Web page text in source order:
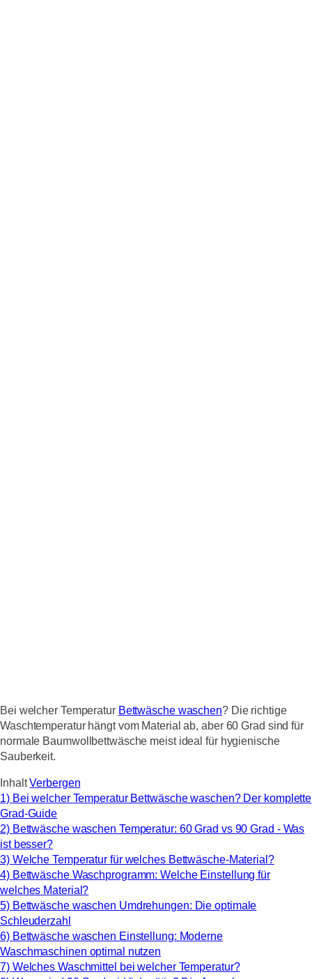
Bei welcher Temperatur Bettwäsche waschen? Die richtige
Waschtemperatur hängt vom Material ab, aber 60 Grad sind für
normale Baumwollbettwäsche meist ideal für hygienische
Sauberkeit.
Inhalt Verbergen
1) Bei welcher Temperatur Bettwäsche waschen? Der komplette
Grad-Guide
2) Bettwäsche waschen Temperatur: 60 Grad vs 90 Grad - Was
ist besser?
3) Welche Temperatur für welches Bettwäsche-Material?
4) Bettwäsche Waschprogramm: Welche Einstellung für
welches Material?
5) Bettwäsche waschen Umdrehungen: Die optimale
Schleuderzahl
6) Bettwäsche waschen Einstellung: Moderne
Waschmaschinen optimal nutzen
7) Welches Waschmittel bei welcher Temperatur?